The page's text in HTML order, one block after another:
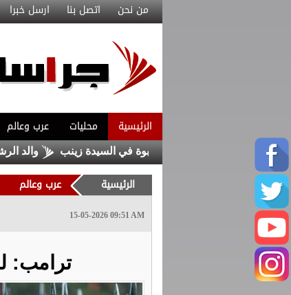
من نحن اتصل بنا ارسل خبرا
الرئيسية محليات عرب وعالم
من داعش حاولا زرع عبوة في السيدة زينب والد
الرئيسية عرب وعالم
15-05-2026 09:51 AM
ترامب: